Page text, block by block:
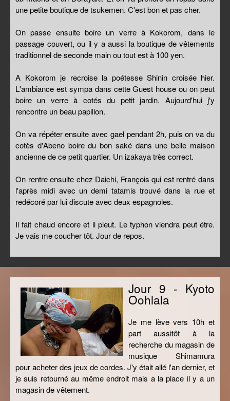
une petite boutique de tsukemen. C'est bon et pas cher.
On passe ensuite boire un verre à Kokorom, dans le
passage couvert, ou il y a aussi la boutique de vêtements
traditionnel de seconde main ou tout est à 100 yen.
A Kokorom je recroise la poétesse Shinin croisée hier.
L'ambiance est sympa dans cette Guest house ou on peut
boire un verre à cotés du petit jardin. Aujourd'hui j'y
rencontre un beau papillon.
On va répéter ensuite avec gael pendant 2h, puis on va du
cotès d'Abeno boire du bon saké dans une belle maison
ancienne de ce petit quartier. Un izakaya très correct.
On rentre ensuite chez Daichi, François qui est rentré dans
l'après midi avec un demi tatamis trouvé dans la rue et
redécoré par lui discute avec deux espagnoles.
Il fait chaud encore et il pleut. Le typhon viendra peut étre.
Je vais me coucher tôt. Jour de repos.
Jour 9 - Kyoto
Oohlala
Je me lève vers 10h et
part aussitôt à la
recherche du magasin de
musique Shimamura
pour acheter des jeux de cordes. J'y était allé l'an dernier, et
je suis retourné au même endroit mais a la place il y a un
magasin de vêtement.